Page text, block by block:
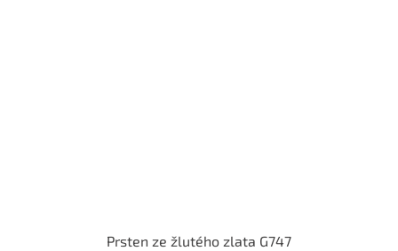
Prsten ze žlutého zlata G747